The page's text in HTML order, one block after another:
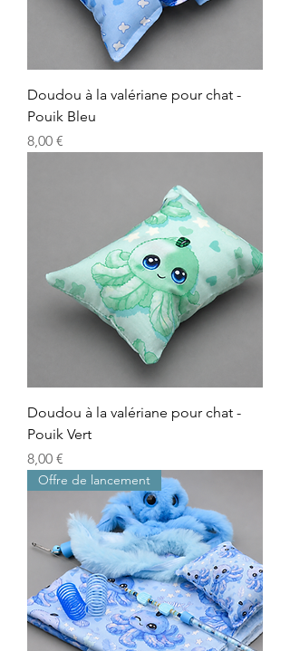
Doudou à la valériane pour chat -
Pouik Bleu
Precio
8,00 €
Doudou à la valériane pour chat -
Pouik Vert
Precio
8,00 €
Offre de lancement